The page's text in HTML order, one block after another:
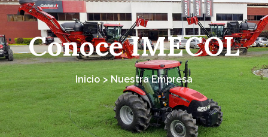
vehículos
productivos
Conoce IMECOL
Inicio > Nuestra Empresa